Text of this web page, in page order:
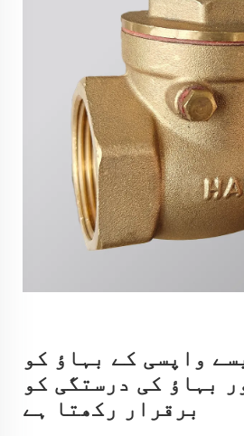
واپسی کے بہاؤ کو
بہاؤ کی درستگی کو
برقرار رکھتا ہے